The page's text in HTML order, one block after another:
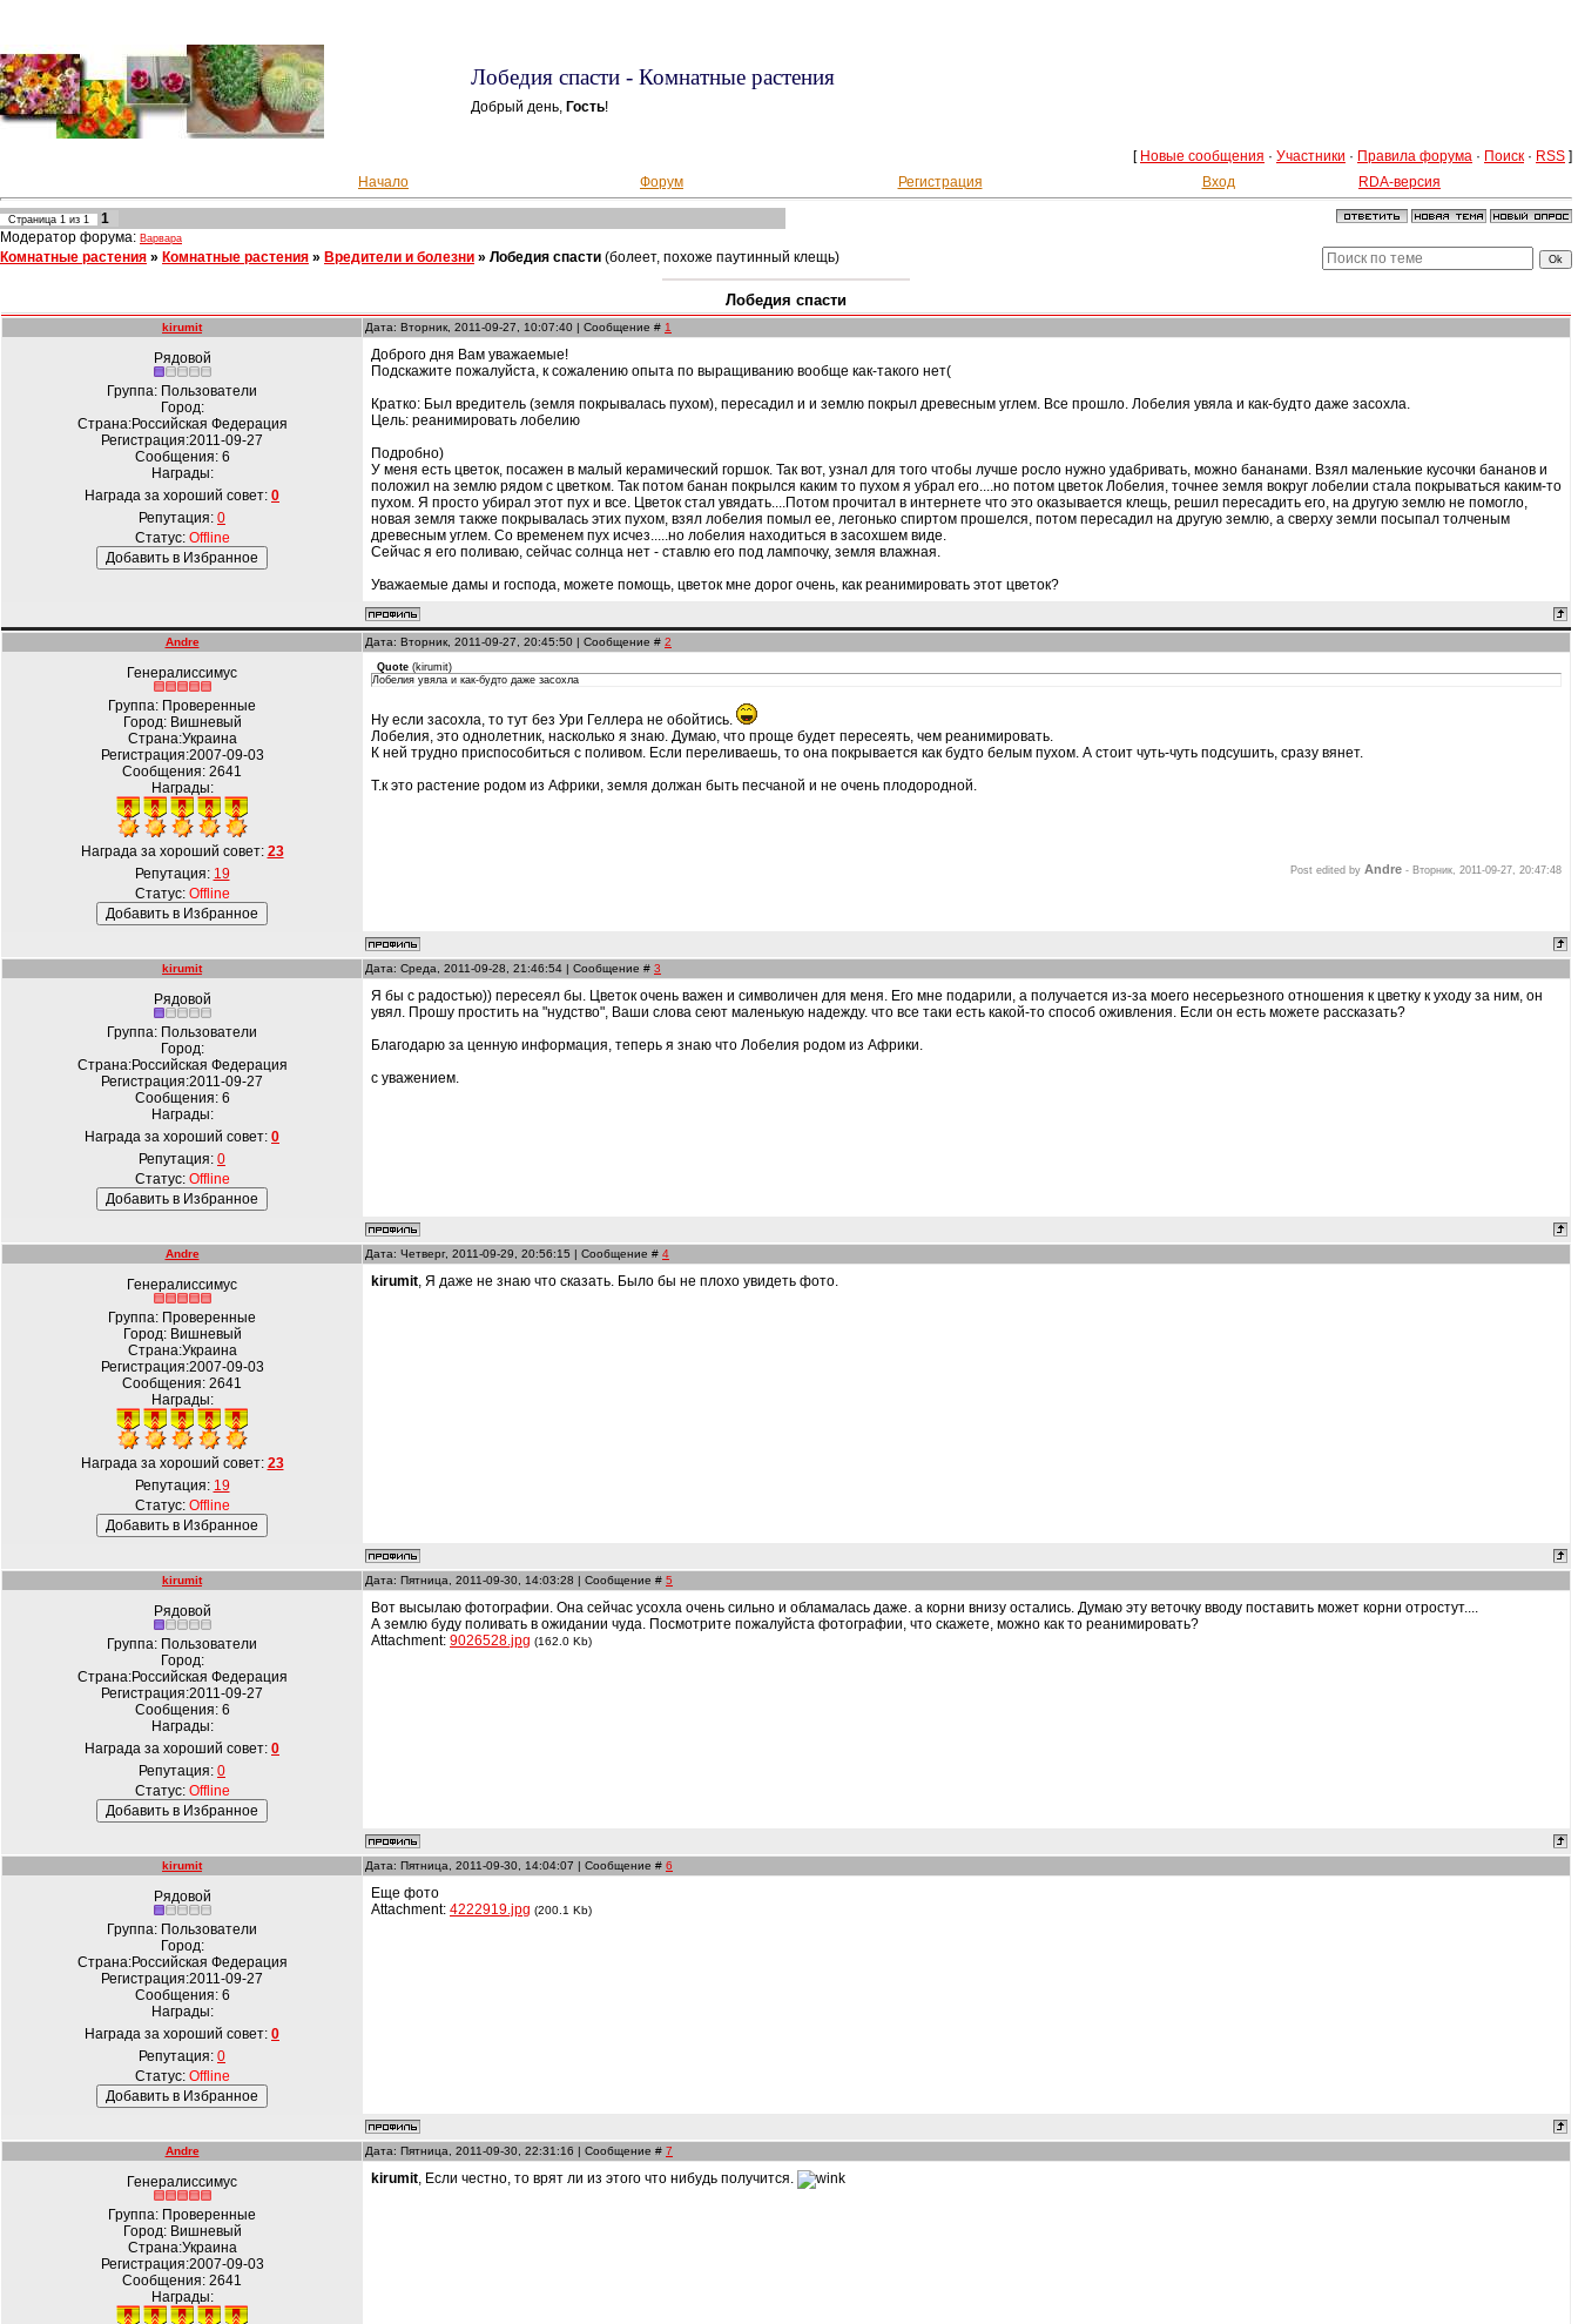
Лобедия спасти - Комнатные растения
Добрый день, Гость!
[ Новые сообщения · Участники · Правила форума · Поиск · RSS ]
Начало
Форум Регистрация Вход RDA-версия
Страница 1 из 1
1
Модератор форума: Варвара
Комнатные растения » Комнатные растения » Вредители и болезни » Лобедия спасти (болеет, похоже паутинный клещь)
Лобедия спасти
kirumit Дата: Вторник, 2011-09-27, 10:07:40 | Сообщение # 1
Рядовой
Группа: Пользователи
Город:
Страна:Российская Федерация
Регистрация:2011-09-27
Сообщения: 6
Награды:
Награда за хороший совет: 0
Репутация: 0
Статус: Offline
Доброго дня Вам уважаемые!
Подскажите пожалуйста, к сожалению опыта по выращиванию вообще как-такого нет(
Кратко: Был вредитель (земля покрывалась пухом), пересадил и и землю покрыл древесным углем. Все прошло. Лобелия увяла и как-будто даже засохла.
Цель: реанимировать лобелию
Подробно)
У меня есть цветок, посажен в малый керамический горшок. Так вот, узнал для того чтобы лучше росло нужно удабривать, можно бананами. Взял маленькие кусочки бананов и
положил на землю рядом с цветком. Так потом банан покрылся каким то пухом я убрал его....но потом цветок Лобелия, точнее земля вокруг лобелии стала покрываться каким-то
пухом. Я просто убирал этот пух и все. Цветок стал увядать....Потом прочитал в интернете что это оказывается клещь, решил пересадить его, на другую землю не помогло,
новая земля также покрывалась этих пухом, взял лобелия помыл ее, легонько спиртом прошелся, потом пересадил на другую землю, а сверху земли посыпал толченым
древесным углем. Со временем пух исчез.....но лобелия находиться в засохшем виде.
Сейчас я его поливаю, сейчас солнца нет - ставлю его под лампочку, земля влажная.
Уважаемые дамы и господа, можете помощь, цветок мне дорог очень, как реанимировать этот цветок?
Andre Дата: Вторник, 2011-09-27, 20:45:50 | Сообщение # 2
Генералиссимус
Группа: Проверенные
Город: Вишневый
Страна:Украина
Регистрация:2007-09-03
Сообщения: 2641
Награды:
Награда за хороший совет: 23
Репутация: 19
Статус: Offline
Quote (kirumit)
Лобелия увяла и как-будто даже засохла
Ну если засохла, то тут без Ури Геллера не обойтись.
Лобелия, это однолетник, насколько я знаю. Думаю, что проще будет пересеять, чем реанимировать.
К ней трудно приспособиться с поливом. Если переливаешь, то она покрывается как будто белым пухом. А стоит чуть-чуть подсушить, сразу вянет.
Т.к это растение родом из Африки, земля должан быть песчаной и не очень плодородной.
Post edited by Andre - Вторник, 2011-09-27, 20:47:48
kirumit Дата: Среда, 2011-09-28, 21:46:54 | Сообщение # 3
Рядовой
Группа: Пользователи
Город:
Страна:Российская Федерация
Регистрация:2011-09-27
Сообщения: 6
Награды:
Награда за хороший совет: 0
Репутация: 0
Статус: Offline
Я бы с радостью)) пересеял бы. Цветок очень важен и символичен для меня. Его мне подарили, а получается из-за моего несерьезного отношения к цветку к уходу за ним, он
увял. Прошу простить на "нудство", Ваши слова сеют маленькую надежду. что все таки есть какой-то способ оживления. Если он есть можете рассказать?
Благодарю за ценную информация, теперь я знаю что Лобелия родом из Африки.
с уважением.
Andre Дата: Четверг, 2011-09-29, 20:56:15 | Сообщение # 4
Генералиссимус
Группа: Проверенные
Город: Вишневый
Страна:Украина
Регистрация:2007-09-03
Сообщения: 2641
Награды:
Награда за хороший совет: 23
Репутация: 19
Статус: Offline
kirumit, Я даже не знаю что сказать. Было бы не плохо увидеть фото.
kirumit Дата: Пятница, 2011-09-30, 14:03:28 | Сообщение # 5
Рядовой
Группа: Пользователи
Город:
Страна:Российская Федерация
Регистрация:2011-09-27
Сообщения: 6
Награды:
Награда за хороший совет: 0
Репутация: 0
Статус: Offline
Вот высылаю фотографии. Она сейчас усохла очень сильно и обламалась даже. а корни внизу остались. Думаю эту веточку вводу поставить может корни отростут....
А землю буду поливать в ожидании чуда. Посмотрите пожалуйста фотографии, что скажете, можно как то реанимировать?
Attachment: 9026528.jpg (162.0 Kb)
kirumit Дата: Пятница, 2011-09-30, 14:04:07 | Сообщение # 6
Рядовой
Группа: Пользователи
Город:
Страна:Российская Федерация
Регистрация:2011-09-27
Сообщения: 6
Награды:
Награда за хороший совет: 0
Репутация: 0
Статус: Offline
Еще фото
Attachment: 4222919.jpg (200.1 Kb)
Andre Дата: Пятница, 2011-09-30, 22:31:16 | Сообщение # 7
Генералиссимус
Группа: Проверенные
Город: Вишневый
Страна:Украина
Регистрация:2007-09-03
Сообщения: 2641
Награды:
kirumit, Если честно, то врят ли из этого что нибудь получится.